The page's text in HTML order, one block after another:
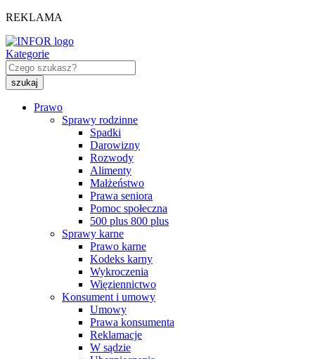
REKLAMA
Kategorie
Prawo
Sprawy rodzinne
Spadki
Darowizny
Rozwody
Alimenty
Małżeństwo
Prawa seniora
Pomoc społeczna
500 plus 800 plus
Sprawy karne
Prawo karne
Kodeks karny
Wykroczenia
Więziennictwo
Konsument i umowy
Umowy
Prawa konsumenta
Reklamacje
W sądzie